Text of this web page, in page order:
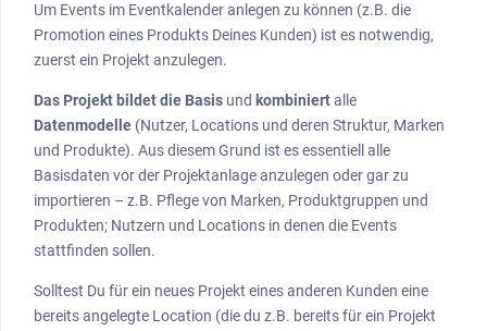
Um Events im Eventkalender anlegen zu können (z.B. die
Promotion eines Produkts Deines Kunden) ist es notwendig,
zuerst ein Projekt anzulegen.
Das Projekt bildet die Basis und kombiniertalle
Datenmodelle (Nutzer, Locations und deren Struktur, Marken
und Produkte). Aus diesem Grund ist es essentiell alle
Basisdaten vor der Projektanlage anzulegen oder gar zu
importieren – z.B. Pflege von Marken, Produktgruppen und
Produkten; Nutzern und Locations in denen die Events
stattfinden sollen.
Solltest Du für ein neues Projekt eines anderen Kunden eine
bereits angelegte Location (die du z.B. bereits für ein Projekt